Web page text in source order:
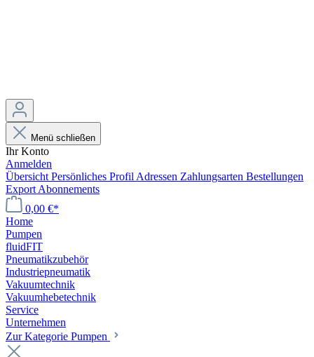
Menü schließen
Ihr Konto
Anmelden
Übersicht Persönliches Profil Adressen Zahlungsarten Bestellungen
Export Abonnements
0,00 €*
Home
Pumpen
fluidFIT
Pneumatikzubehör
Industriepneumatik
Vakuumtechnik
Vakuumhebetechnik
Service
Unternehmen
Zur Kategorie Pumpen